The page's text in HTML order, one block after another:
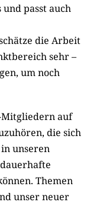
passt auch
die Arbeit
sehr –
um noch
auf
die sich
unseren
Themen
unser neuer